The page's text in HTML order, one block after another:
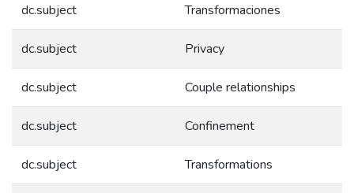
dc.subject Transformaciones
dc.subject Privacy
dc.subject Couple relationships
dc.subject Confinement
dc.subject Transformations